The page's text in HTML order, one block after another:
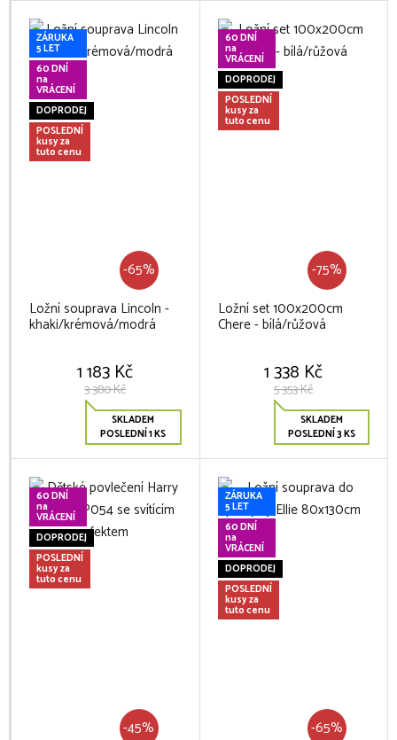
ZÁRUKA
5 LET
60 DNÍ
na
VRÁCENÍ
DOPRODEJ
POSLEDNÍ
kusy za
tuto cenu
-65%
Ložní souprava Lincoln -
khaki/krémová/modrá
1 183 Kč
3 380 Kč
SKLADEM
POSLEDNÍ 1 KS
60 DNÍ
na
VRÁCENÍ
DOPRODEJ
POSLEDNÍ
kusy za
tuto cenu
-75%
Ložní set 100x200cm
Chere - bílá/růžová
1 338 Kč
5 353 Kč
SKLADEM
POSLEDNÍ 3 KS
60 DNÍ
na
VRÁCENÍ
DOPRODEJ
POSLEDNÍ
kusy za
tuto cenu
-45%
ZÁRUKA
5 LET
60 DNÍ
na
VRÁCENÍ
DOPRODEJ
POSLEDNÍ
kusy za
tuto cenu
-65%